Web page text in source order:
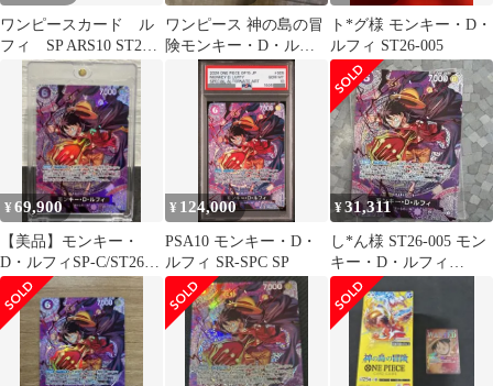
ワンピースカード ル
フィ SP ARS10 ST26
神の島の冒険
ワンピース 神の島の冒
険モンキー・D・ルフ
ィ(SEC)
ト*グ様 モンキー・D・
ルフィ ST26-005
¥69,900
【美品】モンキー・
D・ルフィSP-C/ST26-
005/神の島の冒険
¥ 124,000
PSA10 モンキー・D・
ルフィ SR-SPC SP
¥31,311
し*ん様 ST26-005 モン
キー・D・ルフィ
（SP） 神の島の冒険